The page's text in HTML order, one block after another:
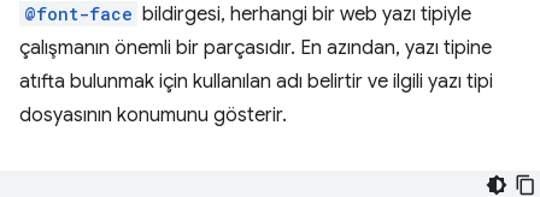
@font-face bildirgesi, herhangi bir web yazı tipiyle
çalışmanın önemli bir parçasıdır. En azından, yazı tipine
atıfta bulunmak için kullanılan adı belirtir ve ilgili yazı tipi
dosyasının konumunu gösterir.